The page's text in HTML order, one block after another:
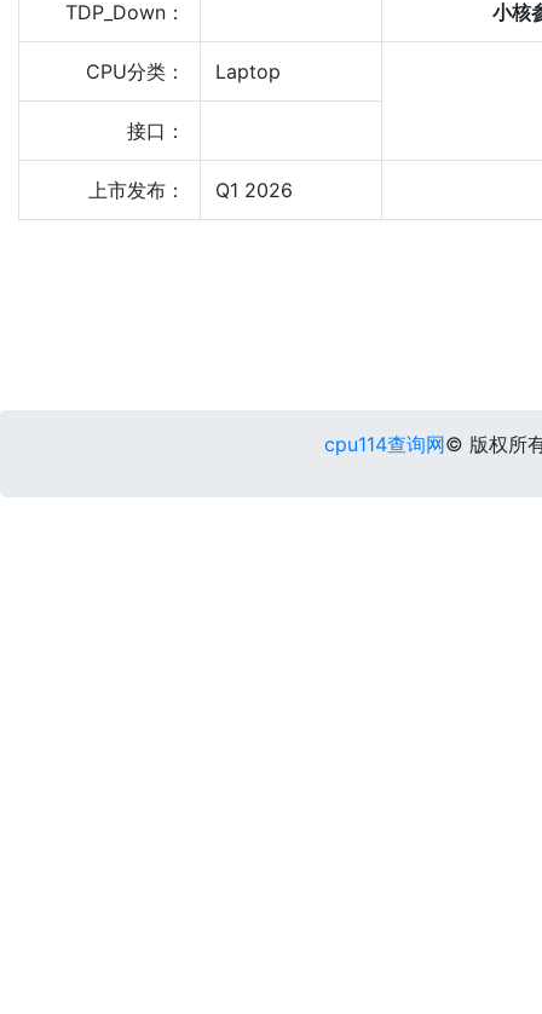
TDP_Down： 小核
CPU分类： Laptop
接口：
上市发布： Q1 2026
cpu114查询网© 版权所